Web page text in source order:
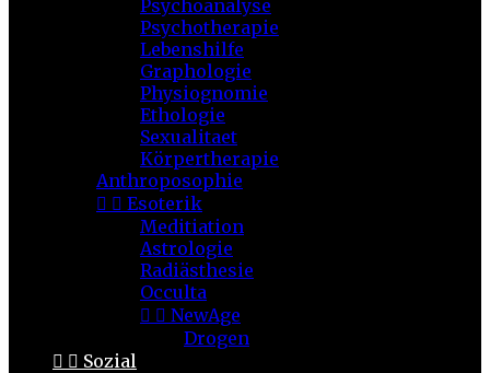
Psychoanalyse
Psychotherapie
Lebenshilfe
Graphologie
Physiognomie
Ethologie
Sexualitaet
Körpertherapie
Anthroposophie
  Esoterik
Meditiation
Astrologie
Radiästhesie
Occulta
  NewAge
Drogen
  Sozial